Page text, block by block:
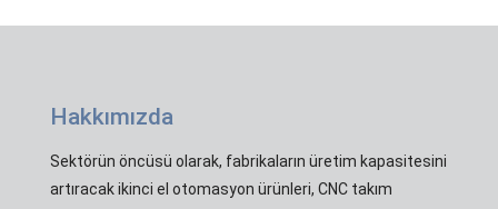
Hakkımızda
Sektörün öncüsü olarak, fabrikaların üretim kapasitesini
artıracak ikinci el otomasyon ürünleri, CNC takım